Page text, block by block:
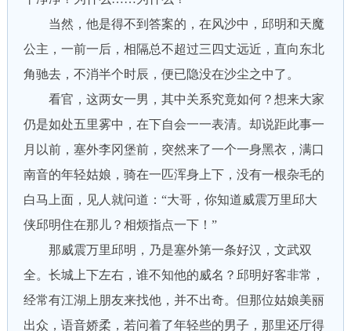
当然，他是得不到答案的，在风沙中，邱明和天魔
公主，一前一后，相隔总不超过三四丈远近，直向东北
角驰去，不消半个时辰，便已隐没在沙尘之中了。
看官，这两女一男，其中关系究竟如何？想来大家
仍是如处五里雾中，在下自会一一表清。却说距此事一
月以前，塞外李冈堡前，突然来了一个一身黑衣，满口
南音的年轻姑娘，骑在一匹浑身上下，没有一根杂毛的
白马上面，见人就问道：“大哥，你知道威震万里邱大
侠邱明住在那儿？相烦指点一下！”
那威震万里邱明，乃是塞外第一条好汉，文武双
全。长城上下左右，谁不知他的威名？邱明好客非常，
经常有江湖上朋友来找他，并不出奇。但那位姑娘美丽
出众，语音娇柔，若问着了年轻些的男子，那里还厅得